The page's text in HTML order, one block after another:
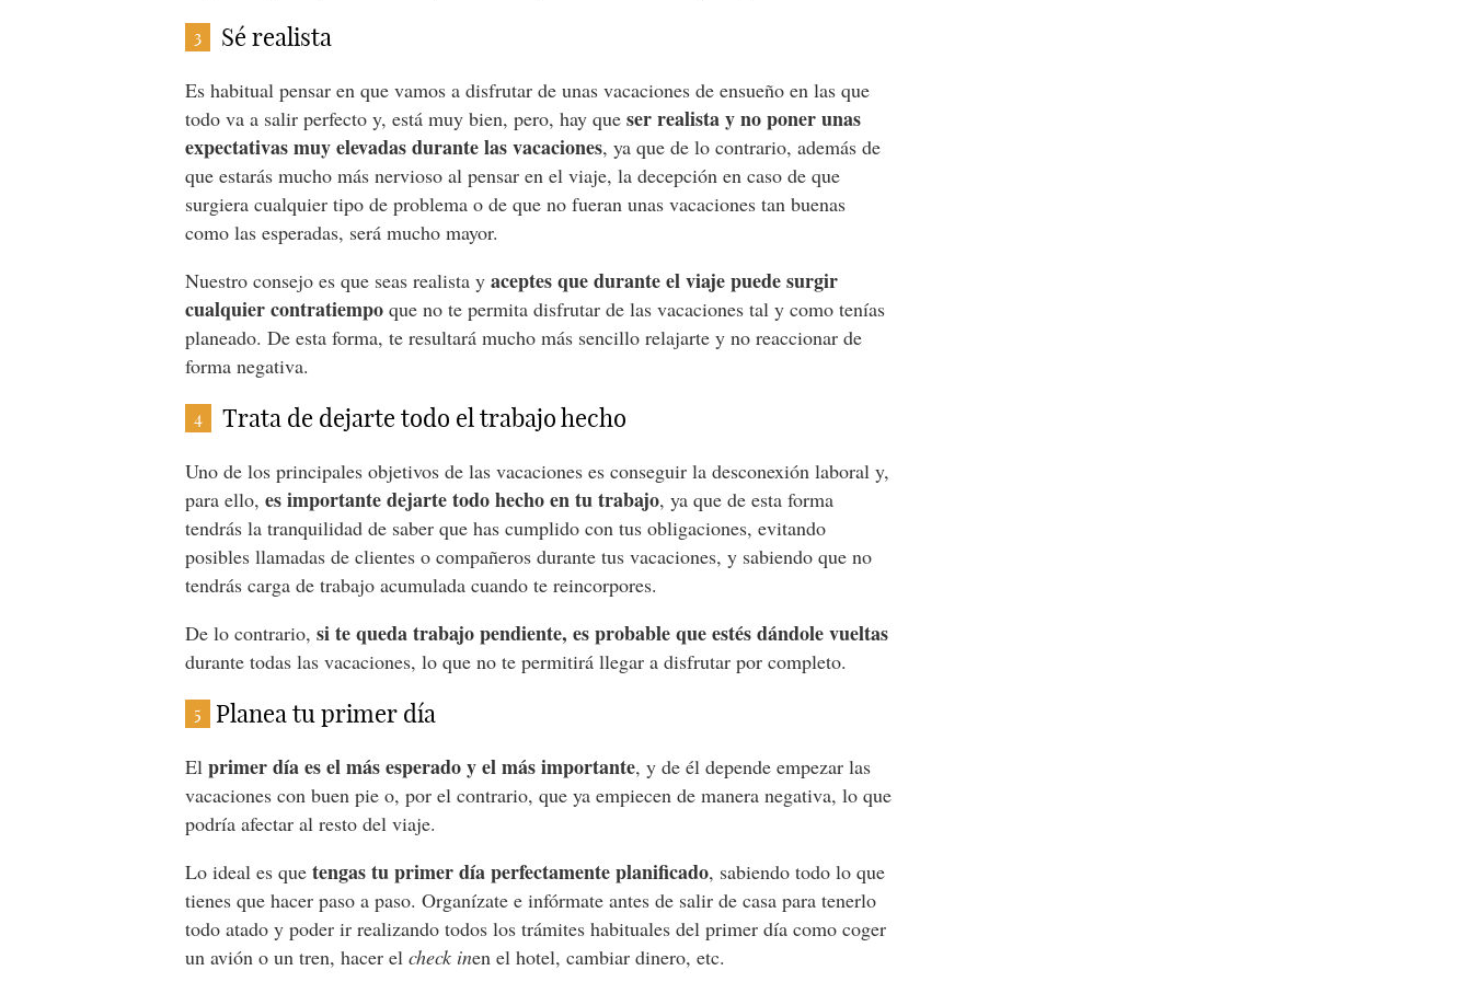
3 Sé realista
Es habitual pensar en que vamos a disfrutar de unas vacaciones de ensueño en las que
todo va a salir perfecto y, está muy bien, pero, hay queser realista y no poner unas
expectativas muy elevadas durante las vacaciones, ya que de lo contrario, además de
que estarás mucho más nervioso al pensar en el viaje, la decepción en caso de que
surgiera cualquier tipo de problema o de que no fueran unas vacaciones tan buenas
como las esperadas, será mucho mayor.
Nuestro consejo es que seas realista yaceptes que durante el viaje puede surgir
cualquier contratiempo que no te permita disfrutar de las vacaciones tal y como tenías
planeado. De esta forma, te resultará mucho más sencillo relajarte y no reaccionar de
forma negativa.
4 Trata de dejarte todo el trabajo hecho
Uno de los principales objetivos de las vacaciones es conseguir la desconexión laboral y,
para ello,es importante dejarte todo hecho en tu trabajo, ya que de esta forma
tendrás la tranquilidad de saber que has cumplido con tus obligaciones, evitando
posibles llamadas de clientes o compañeros durante tus vacaciones, y sabiendo que no
tendrás carga de trabajo acumulada cuando te reincorpores.
De lo contrario,si te queda trabajo pendiente, es probable que estés dándole vueltas
durante todas las vacaciones, lo que no te permitirá llegar a disfrutar por completo.
5 Planea tu primer día
Elprimer día es el más esperado y el más importante, y de él depende empezar las
vacaciones con buen pie o, por el contrario, que ya empiecen de manera negativa, lo que
podría afectar al resto del viaje.
Lo ideal es quetengas tu primer día perfectamente planificado, sabiendo todo lo que
tienes que hacer paso a paso. Organízate e infórmate antes de salir de casa para tenerlo
todo atado y poder ir realizando todos los trámites habituales del primer día como coger
un avión o un tren, hacer elcheck inen el hotel, cambiar dinero, etc.